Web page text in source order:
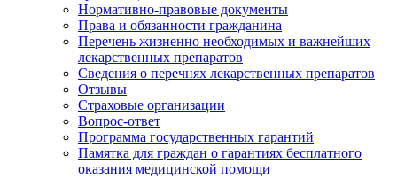
Нормативно-правовые документы
Права и обязанности гражданина
Перечень жизненно необходимых и важнейших
лекарственных препаратов
Сведения о перечнях лекарственных препаратов
Отзывы
Страховые организации
Вопрос-ответ
Программа государственных гарантий
Памятка для граждан о гарантиях бесплатного
оказания медицинской помощи